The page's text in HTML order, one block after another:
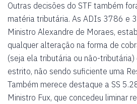
Outras decisões do STF também
matéria tributária. As ADIs 3786 e
Ministro Alexandre de Moraes,
qualquer alteração na forma de
(seja ela tributária ou não-
estrito, não sendo suficiente uma
Também merece destaque a SS
Ministro Fux, que concedeu liminar